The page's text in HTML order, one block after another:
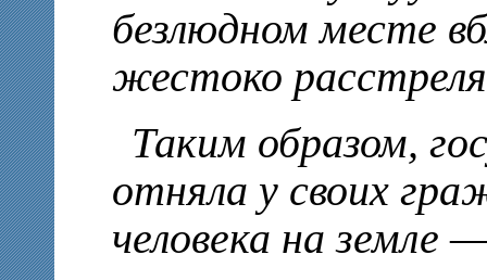
безлюдном месте
жестоко
Таким образом,
отняла у своих
человека на земле